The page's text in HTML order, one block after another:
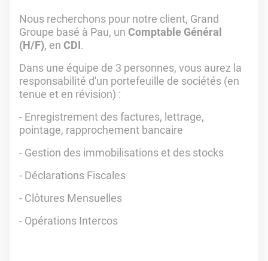
Nous recherchons pour notre client, Grand
Groupe basé à Pau, un Comptable Général
(H/F), en CDI.
Dans une équipe de 3 personnes, vous aurez la
responsabilité d'un portefeuille de sociétés (en
tenue et en révision) :
- Enregistrement des factures, lettrage,
pointage, rapprochement bancaire
- Gestion des immobilisations et des stocks
- Déclarations Fiscales
- Clôtures Mensuelles
- Opérations Intercos